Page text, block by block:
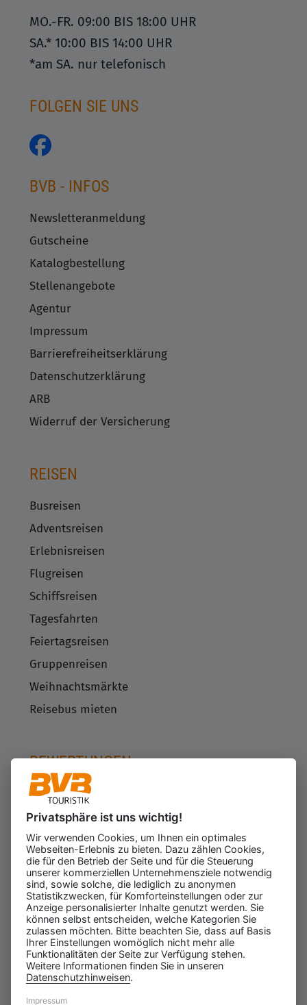
MO.-FR. 09:00 BIS 18:00 UHR
SA.* 10:00 BIS 14:00 UHR
*am SA. nur telefonisch
FOLGEN SIE UNS
BVB - INFOS
Newsletteranmeldung
Gutscheine
Katalogbestellung
Stellenangebote
Agentur
Impressum
Barrierefreiheitserklärung
Datenschutzerklärung
ARB
Widerruf der Versicherung
REISEN
Busreisen
Adventsreisen
Erlebnisreisen
Flugreisen
Schiffsreisen
Tagesfahrten
Feiertagsreisen
Gruppenreisen
Weihnachtsmärkte
Reisebus mieten
BEWERTUNGEN
623
für den Veranstalter
Gesamtbewertung
4.43von 5.00
Weiterempfehlung
97%
09.08.2026 ⓘ Echte Bewertungen
Privatsphäre ist uns wichtig!
Wir verwenden Cookies, um Ihnen ein optimales
Webseiten-Erlebnis zu bieten. Dazu zählen Cookies,
die für den Betrieb der Seite und für die Steuerung
unserer kommerziellen Unternehmensziele notwendig
sind, sowie solche, die lediglich zu anonymen
Statistikzwecken, für Komforteinstellungen oder zur
Anzeige personalisierter Inhalte genutzt werden. Sie
können selbst entscheiden, welche Kategorien Sie
zulassen möchten. Bitte beachten Sie, dass auf Basis
Ihrer Einstellungen womöglich nicht mehr alle
Funktionalitäten der Seite zur Verfügung stehen.
Weitere Informationen finden Sie in unseren
Datenschutzhinweisen.
Impressum